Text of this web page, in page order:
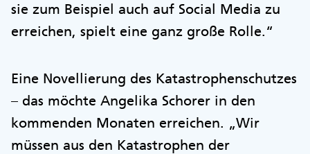
sie zum Beispiel auch auf Social Media zu
erreichen, spielt eine ganz große Rolle.“
Eine Novellierung des Katastrophenschutzes
– das möchte Angelika Schorer in den
kommenden Monaten erreichen. „Wir
müssen aus den Katastrophen der